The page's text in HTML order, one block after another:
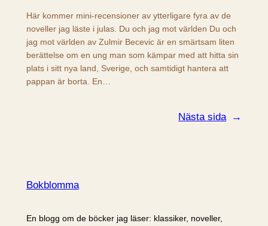
Här kommer mini-recensioner av ytterligare fyra av de
noveller jag läste i julas. Du och jag mot världen Du och
jag mot världen av Zulmir Becevic är en smärtsam liten
berättelse om en ung man som kämpar med att hitta sin
plats i sitt nya land, Sverige, och samtidigt hantera att
pappan är borta. En…
Nästa sida →
Bokblomma
En blogg om de böcker jag läser: klassiker, noveller,